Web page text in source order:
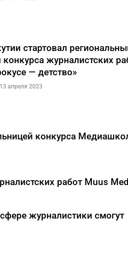
стартовал
конкурса журналистских
— детство»
апреля 2023
конкурса
работ Muus
журналистики смогут